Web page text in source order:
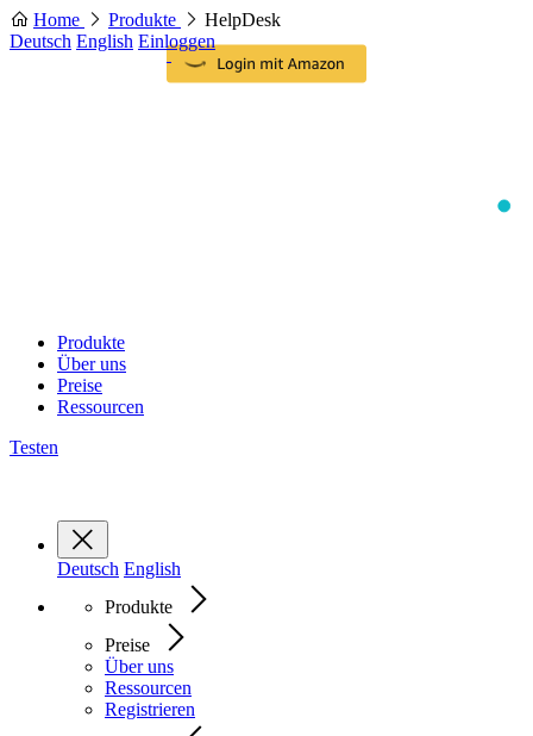
Home Produkte
HelpDesk
Deutsch English Einloggen
Produkte
Über uns
Preise
Ressourcen
Testen
Deutsch English
Produkte
Preise
Über uns
Ressourcen
Registrieren